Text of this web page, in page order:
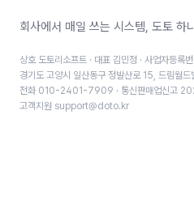
회사에서 매일 쓰는 시스템, 도토 하
상호 도토리소프트 · 대표 김민정 · 사업자등
경기도 고양시 일산동구 정발산로 15, 드림월
전화 010-2401-7909 · 통신판매업신고
고객지원 support@doto.kr